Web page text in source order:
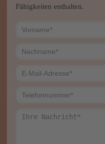
Fähigkeiten enthalten.